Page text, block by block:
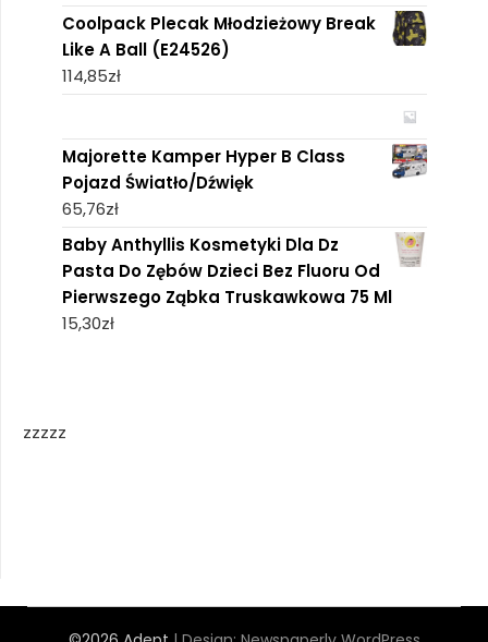
Coolpack Plecak Młodzieżowy Break
Like A Ball (E24526)
114,85zł
Majorette Kamper Hyper B Class
Pojazd Światło/Dźwięk
65,76zł
Baby Anthyllis Kosmetyki Dla Dz
Pasta Do Zębów Dzieci Bez Fluoru Od
Pierwszego Ząbka Truskawkowa 75 Ml
15,30zł
zzzzz